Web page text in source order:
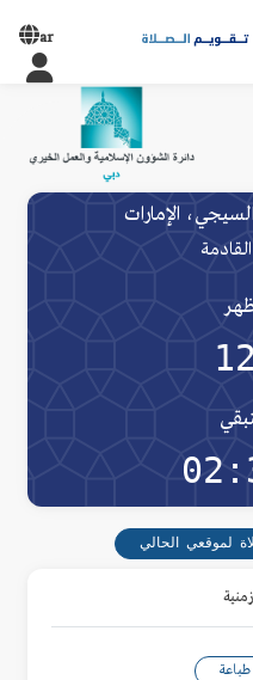
ar
الإمارات
طباعة